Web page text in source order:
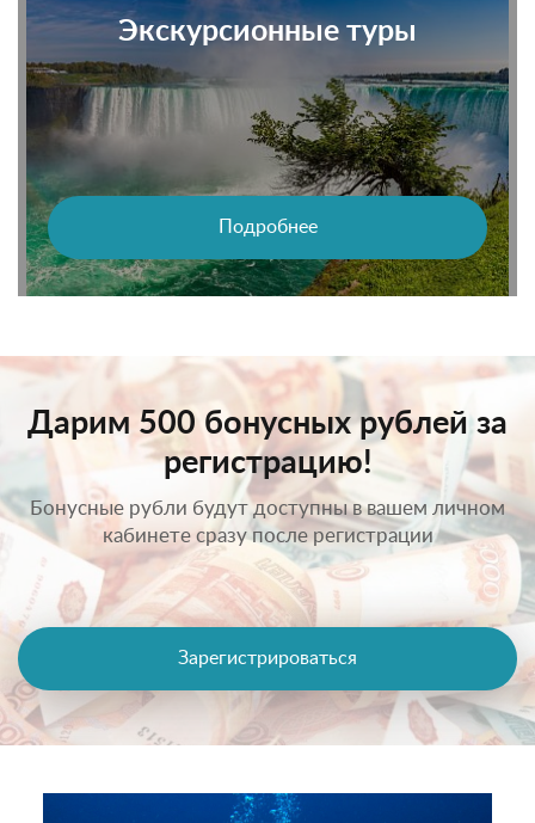
Экскурсионные туры
Подробнее
Дарим 500 бонусных рублей за
регистрацию!
Бонусные рубли будут доступны в вашем личном
кабинете сразу после регистрации
Зарегистрироваться